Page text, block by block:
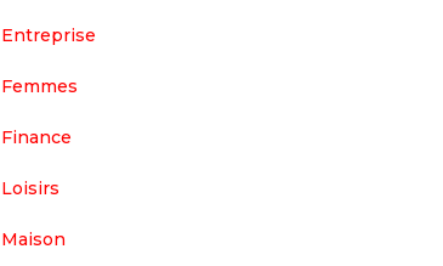
Entreprise
Femmes
Finance
Loisirs
Maison